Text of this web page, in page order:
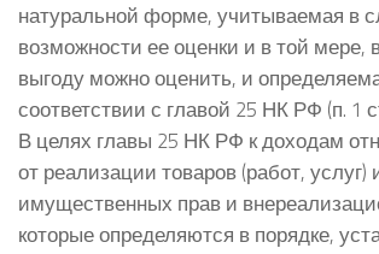
натуральной форме, учитываемая в
возможности ее оценки и в той мере,
выгоду можно оценить, и
соответствии с главой 25 НК РФ (п. 1
В целях главы 25 НК РФ к доходам
от реализации товаров (работ, услуг)
имущественных прав и
которые определяются в порядке,